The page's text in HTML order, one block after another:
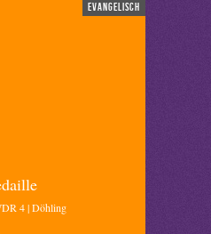
evangelisch
4 | Döhling